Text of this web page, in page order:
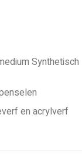
Synthetisch
en acrylverf